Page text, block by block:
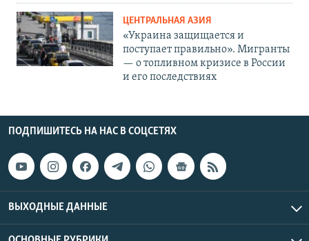
ЦЕНТРАЛЬНАЯ АЗИЯ
«Украина защищается и
поступает правильно». Мигранты
— о топливном кризисе в России
и его последствиях
ПОДПИШИТЕСЬ НА НАС В СОЦСЕТЯХ
ВЫХОДНЫЕ ДАННЫЕ